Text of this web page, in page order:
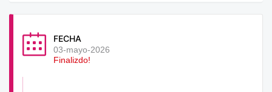
FECHA
03-mayo-2026
Finalizdo!